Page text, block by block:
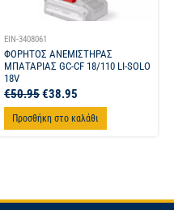
EIN-3408061
ΦΟΡΗΤΟΣ ΑΝΕΜΙΣΤΗΡΑΣ
ΜΠΑΤΑΡΙΑΣ GC-CF 18/110 LI-SOLO
18V
€50.95€38.95
Προσθήκη στο καλάθι